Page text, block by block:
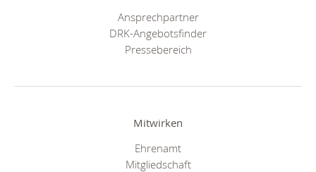
Ansprechpartner
DRK-Angebotsfinder
Pressebereich
Mitwirken
Ehrenamt
Mitgliedschaft